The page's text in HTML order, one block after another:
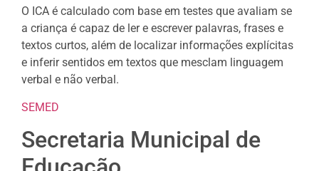
O ICA é calculado com base em testes que avaliam se
a criança é capaz de ler e escrever palavras, frases e
textos curtos, além de localizar informações explícitas
e inferir sentidos em textos que mesclam linguagem
verbal e não verbal.
SEMED
Secretaria Municipal de